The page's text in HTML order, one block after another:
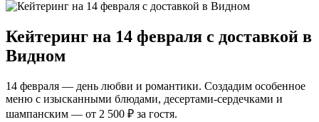
Кейтеринг на 14 февраля с доставкой в
Видном
14 февраля — день любви и романтики. Создадим особенное
меню с изысканными блюдами, десертами-сердечками и
шампанским — от 2 500 ₽ за гостя.